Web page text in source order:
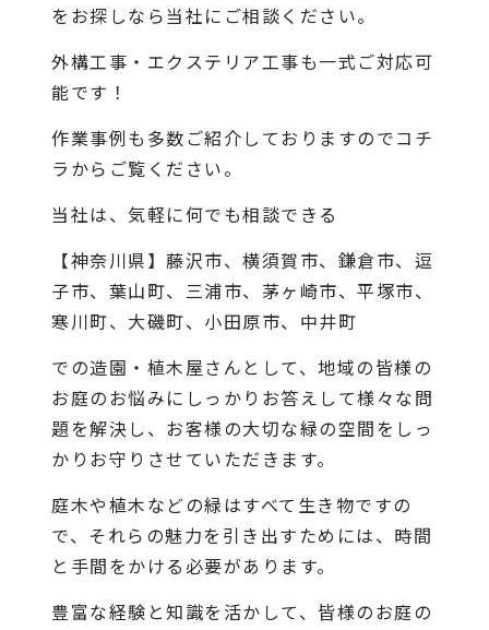
をお探しなら当社にご相談ください。
外構工事・エクステリア工事も一式ご対応可
能です！
作業事例も多数ご紹介しておりますのでコチ
ラから ご覧ください。
当社は、気軽に何でも相談できる
【神奈川県】藤沢市、横須賀市、鎌倉市、逗
子市、葉山町、三浦市、茅ヶ崎市、平塚市、
寒川町、大磯町、小田原市、中井町
での造園・植木屋さんとして、地域の皆様の
お庭のお悩みにしっかりお答えして様々な問
題を解決し、お客様の大切な緑の空間をしっ
かりお守りさせていただきます。
庭木や植木などの緑はすべて生き物ですの
で、それらの魅力を引き出すためには、時間
と手間をかける必要があります。
豊富な経験と知識を活かして、皆様のお庭の